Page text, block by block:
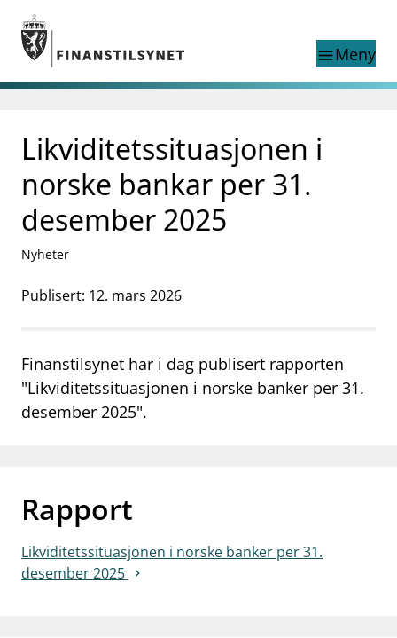
Gå til hovedinnhold
Gå til søkesiden
menuMeny
nettstedet
language
English
exist in English
English home page
Tilsyn
Aktuelt
Finanstilsynets registre
mail_outlineKontakt oss
work_outline Jobb hos oss
notifications_noneAbonner på nyhetsvarsel
Likviditetssituasjonen i
norske bankar per 31.
desember 2025
Nyheter
Publisert: 12. mars 2026
Finanstilsynet har i dag publisert rapporten
"Likviditetssituasjonen i norske banker per 31.
desember 2025".
Rapport
Likviditetssituasjonen i norske banker per 31.
desember 2025